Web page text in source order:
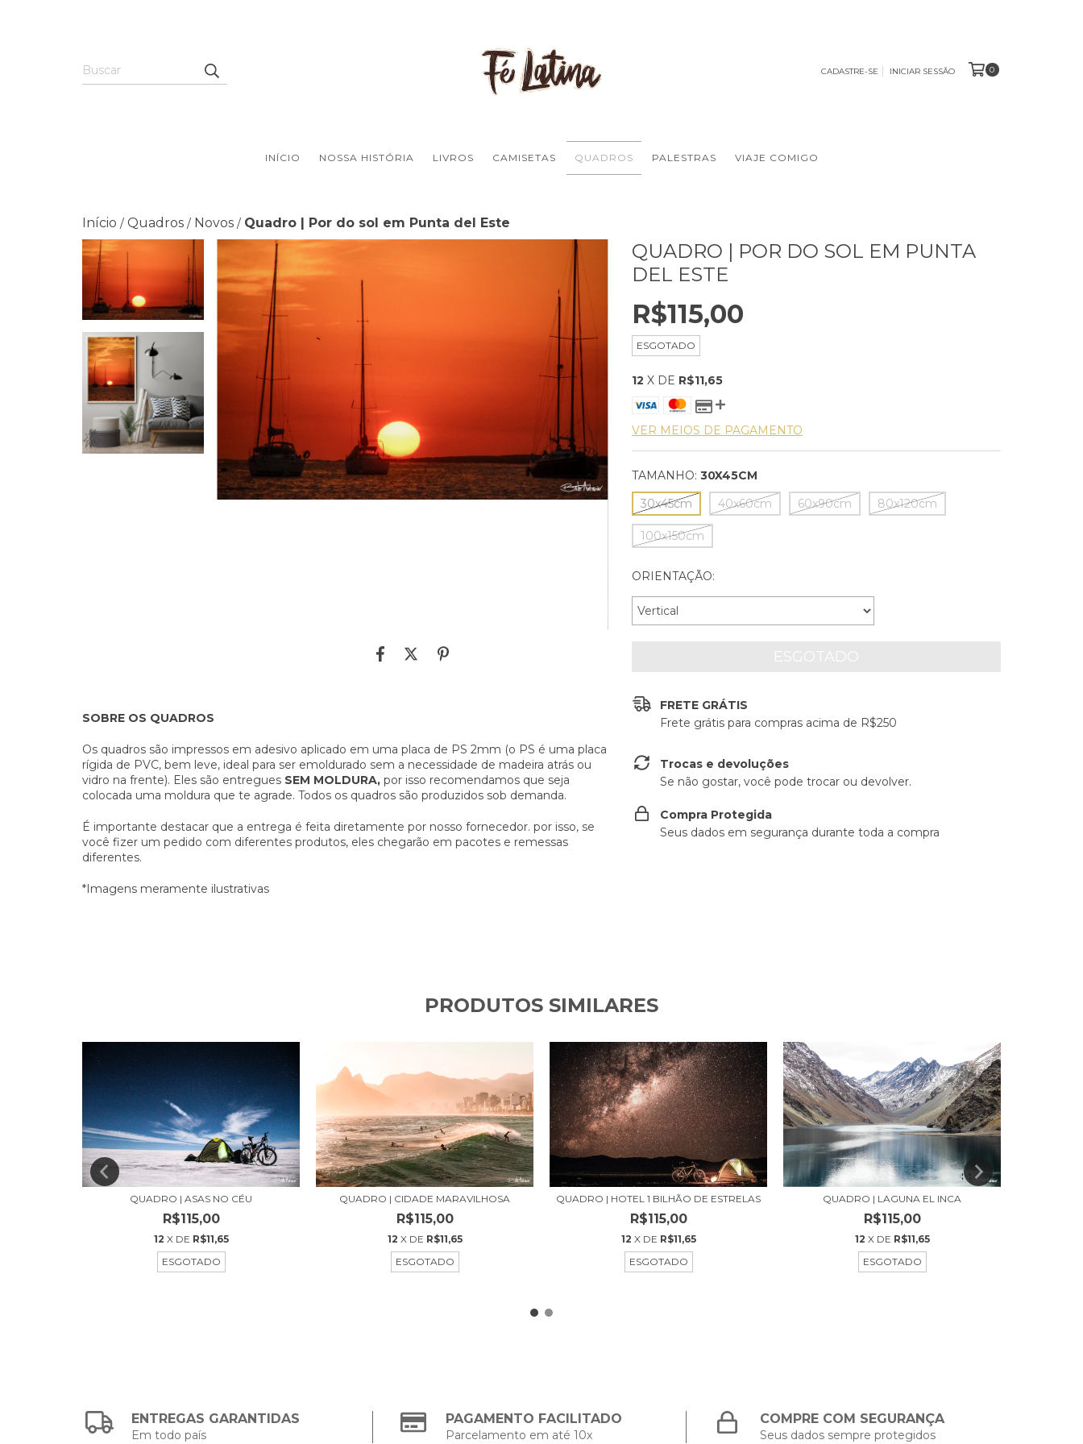
CADASTRE-SE INICIAR SESSÃO 0
INÍCIO NOSSA HISTÓRIA LIVROS CAMISETAS QUADROS PALESTRAS VIAJE COMIGO
Início / Quadros / Novos / Quadro | Por do sol em Punta del Este
SOBRE OS QUADROS
Os quadros são impressos em adesivo aplicado em uma placa de PS 2mm (o PS é uma placa
rígida de PVC, bem leve, ideal para ser emoldurado sem a necessidade de madeira atrás ou
vidro na frente). Eles são entregues SEM MOLDURA, por isso recomendamos que seja
colocada uma moldura que te agrade. Todos os quadros são produzidos sob demanda.
É importante destacar que a entrega é feita diretamente por nosso fornecedor. por isso, se
você fizer um pedido com diferentes produtos, eles chegarão em pacotes e remessas
diferentes.
*Imagens meramente ilustrativas
QUADRO | POR DO SOL EM PUNTA
DEL ESTE
R$115,00
ESGOTADO
12 X DE R$11,65
VER MEIOS DE PAGAMENTO
TAMANHO: 30X45CM
30x45cm
40x60cm 60x90cm 80x120cm
100x150cm
ORIENTAÇÃO:
FRETE GRÁTIS
Frete grátis para compras acima de R$250
Trocas e devoluções
Se não gostar, você pode trocar ou devolver.
Compra Protegida
Seus dados em segurança durante toda a compra
PRODUTOS SIMILARES
QUADRO | ASAS NO CÉU
R$115,00
12 X DE R$11,65
ESGOTADO
QUADRO | CIDADE MARAVILHOSA
R$115,00
12 X DE R$11,65
ESGOTADO
QUADRO | HOTEL 1 BILHÃO DE ESTRELAS
R$115,00
12 X DE R$11,65
ESGOTADO
QUADRO | LAGUNA EL INCA
R$115,00
12 X DE R$11,65
ESGOTADO
ENTREGAS GARANTIDAS
Em todo país
PAGAMENTO FACILITADO
Parcelamento em até 10x
COMPRE COM SEGURANÇA
Seus dados sempre protegidos